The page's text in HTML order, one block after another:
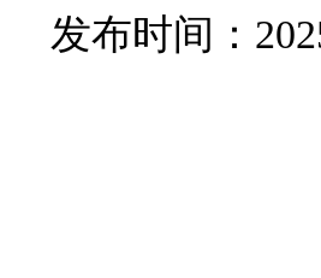
发布时间：